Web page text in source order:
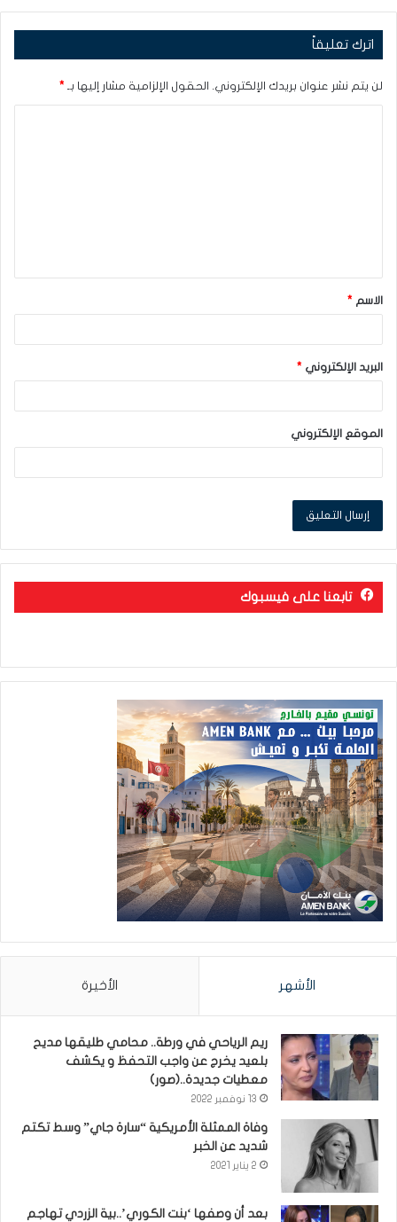
اترك تعليقاً
لن يتم نشر عنوان بريدك الإلكتروني. الحقول الإلزامية مشار إليها بـ *
ق
*الاسم *
البريد الإلكتروني *
الموقع الإلكتروني
تابعنا على فيسبوك
الأشهر الأخيرة
ريم الرياحي في ورطة.. محامي طليقها مديح
بلعيد يخرج عن واجب التحفظ و يكشف
معطيات جديدة..(صور)
13 نوفمبر 2022
وفاة الممثلة الأمريكية “سارة جاي” وسط تكتم
شديد عن الخبر
2 يناير 2021
بعد أن وصفها ‘بنت الكوري’..بية الزردي تهاجم